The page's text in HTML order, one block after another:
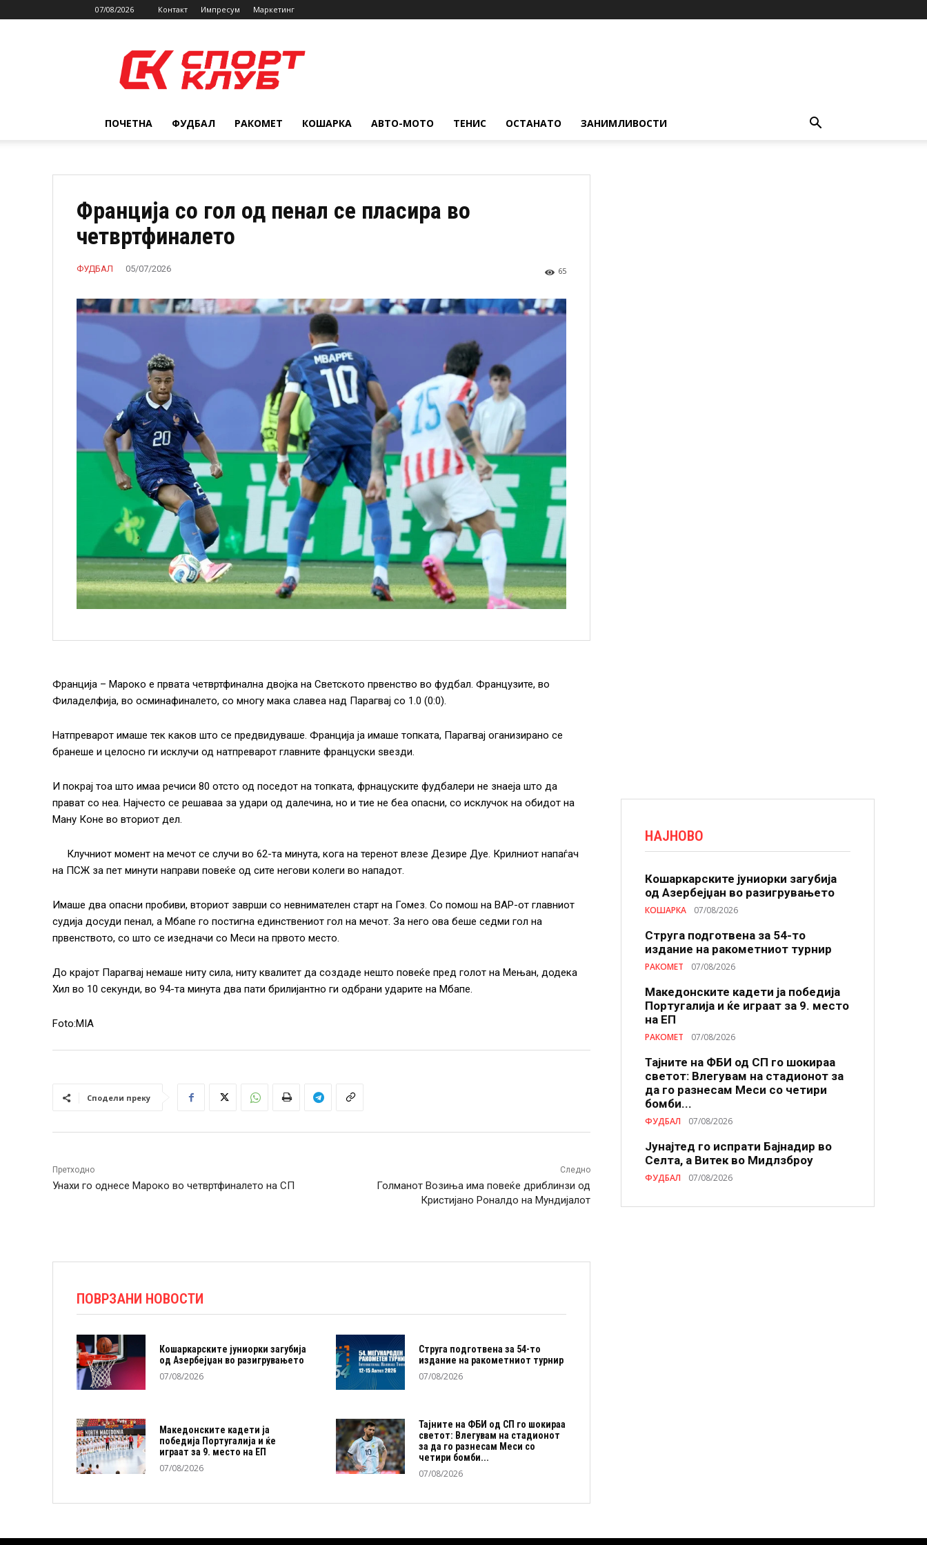
07/08/2026 Контакт Импресум Маркетинг
ПОЧЕТНА ФУДБАЛ РАКОМЕТ КОШАРКА АВТО-МОТО ТЕНИС ОСТАНАТО ЗАНИМЛИВОСТИ
Франција со гол од пенал се пласира во
четвртфиналето
ФУДБАЛ 05/07/2026 65
Франција – Мароко е првата четвртфинална двојка на Светското првенство во фудбал. Французите, во
Филаделфија, во осминафиналето, со многу мака славеа над Парагвај со 1.0 (0:0).
Натпреварот имаше тек каков што се предвидуваше. Франција ја имаше топката, Парагвај оганизирано се
бранеше и целосно ги исклучи од натпреварот главните француски ѕвезди.
И покрај тоа што имаа речиси 80 отсто од поседот на топката, фрнацуските фудбалери не знаеја што да
прават со неа. Најчесто се решаваа за удари од далечина, но и тие не беа опасни, со исклучок на обидот на
Ману Коне во вториот дел.
Клучниот момент на мечот се случи во 62-та минута, кога на теренот влезе Дезире Дуе. Крилниот напаѓач
на ПСЖ за пет минути направи повеќе од сите негови колеги во нападот.
Имаше два опасни пробиви, вториот заврши со невнимателен старт на Гомез. Со помош на ВАР-от главниот
судија досуди пенал, а Мбапе го постигна единствениот гол на мечот. За него ова беше седми гол на
првенството, со што се изедначи со Меси на првото место.
До крајот Парагвај немаше ниту сила, ниту квалитет да создаде нешто повеќе пред голот на Мењан, додека
Хил во 10 секунди, во 94-та минута два пати брилијантно ги одбрани ударите на Мбапе.
Foto:MIA
Сподели преку
Претходно
Унахи го однесе Мароко во четвртфиналето на СП
Следно
Голманот Возиња има повеќе дриблинзи од
Кристијано Роналдо на Мундијалот
ПОВРЗАНИ НОВОСТИ
Кошаркарските јуниорки загубија
од Азербејџан во разигрувањето
07/08/2026
Струга подготвена за 54-то
издание на ракометниот турнир
07/08/2026
Македонските кадети ја
победија Португалија и ќе
играат за 9. место на ЕП
07/08/2026
Тајните на ФБИ од СП го шокираа
светот: Влегувам на стадионот
за да го разнесам Меси со
четири бомби...
07/08/2026
НАЈНОВО
Кошаркарските јуниорки загубија
од Азербејџан во разигрувањето
КОШАРКА 07/08/2026
Струга подготвена за 54-то
издание на ракометниот турнир
РАКОМЕТ 07/08/2026
Македонските кадети ја победија
Португалија и ќе играат за 9. место
на ЕП
РАКОМЕТ 07/08/2026
Тајните на ФБИ од СП го шокираа
светот: Влегувам на стадионот за
да го разнесам Меси со четири
бомби...
ФУДБАЛ 07/08/2026
Јунајтед го испрати Бајнадир во
Селта, а Витек во Мидлзброу
ФУДБАЛ 07/08/2026